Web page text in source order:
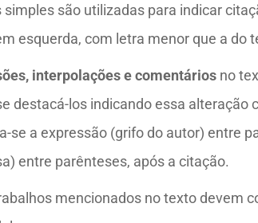
simples são utilizadas para indicar
esquerda, com letra menor que a do
interpolações e comentários no
destacá-los indicando essa
se a expressão (grifo do autor) entre
entre parênteses, após a citação.
mencionados no texto devem